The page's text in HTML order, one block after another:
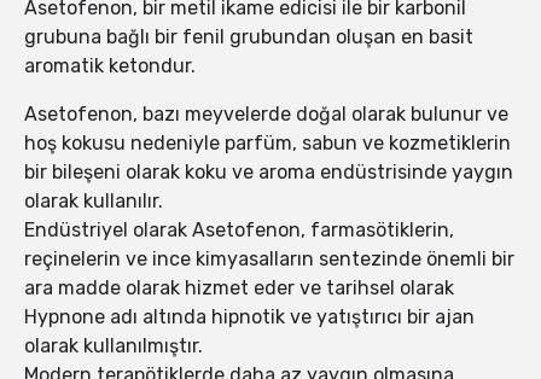
Asetofenon, bir metil ikame edicisi ile bir karbonil
grubuna bağlı bir fenil grubundan oluşan en basit
aromatik ketondur.
Asetofenon, bazı meyvelerde doğal olarak bulunur ve
hoş kokusu nedeniyle parfüm, sabun ve kozmetiklerin
bir bileşeni olarak koku ve aroma endüstrisinde yaygın
olarak kullanılır.
Endüstriyel olarak Asetofenon, farmasötiklerin,
reçinelerin ve ince kimyasalların sentezinde önemli bir
ara madde olarak hizmet eder ve tarihsel olarak
Hypnone adı altında hipnotik ve yatıştırıcı bir ajan
olarak kullanılmıştır.